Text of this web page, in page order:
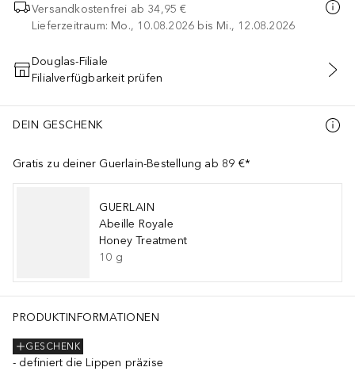
Versandkostenfrei ab 34,95 €
Lieferzeitraum: Mo., 10.08.2026 bis Mi., 12.08.2026
IN DEN WARENKORB
Douglas-Filiale
Filialverfügbarkeit prüfen
DEIN GESCHENK
Gratis zu deiner Guerlain-Bestellung ab 89 €*
GUERLAIN
Abeille Royale
Honey Treatment
10 g
PRODUKTINFORMATIONEN
GESCHENK
definiert die Lippen präzise